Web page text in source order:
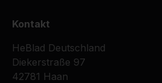
Kontakt
HeBlad Deutschland
Diekerstraße 97
42781 Haan